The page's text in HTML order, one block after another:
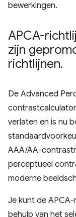
bewerkingen.
APCA-
zijn
richtlijnen.
De Advanced
verlaten en is nu
AAA/AA-
perceptueel
moderne
Je kunt de
behulp van het